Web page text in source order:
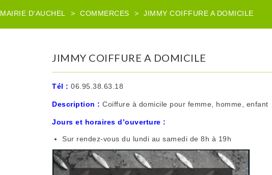
MAIRIE D'AUCHEL > COMMERCES > JIMMY COIFFURE A DOMICILE
JIMMY COIFFURE A DOMICILE
Tél : 06.95.38.63.18
Description : Coiffure à domicile pour femme, homme, enfant
Jours et horaires d’ouverture :
Sur rendez-vous du lundi au samedi de 8h à 19h